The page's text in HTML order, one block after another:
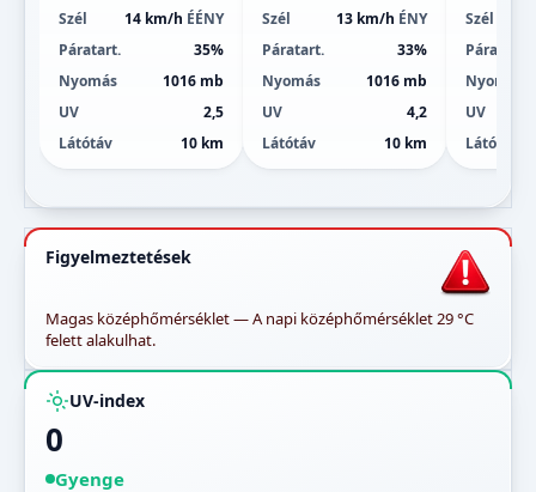
Szél
14 km/h ÉÉNY
Páratart.
35%
Nyomás
1016 mb
UV
2,5
Látótáv
10 km
Szél
13 km/h ÉNY
Páratart.
33%
Nyomás
1016 mb
UV
4,2
Látótáv
10 km
Szél
Páratart.
Nyomás
UV
Látótáv
Figyelmeztetések
Magas középhőmérséklet — A napi középhőmérséklet 29 °C
felett alakulhat.
UV-index
0
Gyenge